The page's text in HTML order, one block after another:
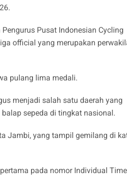
Pusat Indonesian Cycling
official yang merupakan
pulang lima medali.
menjadi salah satu daerah yang
sepeda di tingkat nasional.
Jambi, yang tampil gemilang di
pada nomor Individual